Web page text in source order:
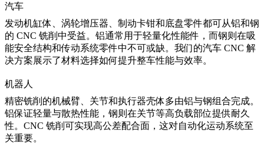
汽车
发动机缸体、涡轮增压器、制动卡钳和底盘零件都可从铝和钢
的 CNC 铣削中受益。铝通常用于轻量化性能件，而钢则在吸
能安全结构和传动系统零件中不可或缺。我们的汽车 CNC 解
决方案展示了材料选择如何提升整车性能与效率。
机器人
精密铣削的机械臂、关节和执行器壳体多由铝与钢组合完成。
铝保证轻量与散热性能，钢则在关节等高负载部位提供耐久
性。CNC 铣削可实现高公差配合面，这对自动化运动系统至
关重要。